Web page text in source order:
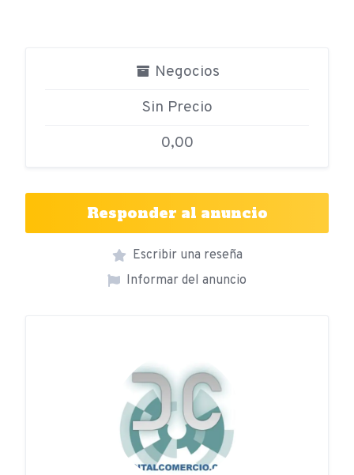
Negocios
Sin Precio
0,00
Responder al anuncio
Escribir una reseña
Informar del anuncio